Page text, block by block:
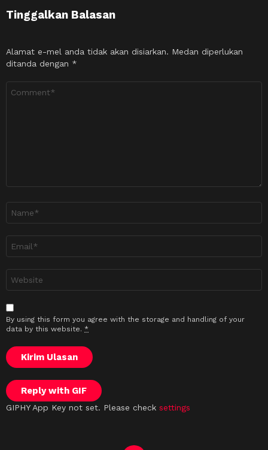
Tinggalkan Balasan
Alamat e-mel anda tidak akan disiarkan. Medan diperlukan
ditanda dengan *
sesawang
By using this form you agree with the storage and handling of your
data by this website. *
Kirim Ulasan
Reply with GIF
GIPHY App Key not set. Please check settings